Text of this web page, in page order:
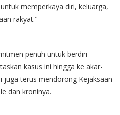
memperkaya diri, keluarga,
rakyat."
penuh untuk berdiri
kasus ini hingga ke akar-
juga terus mendorong Kejaksaan
dan kroninya.